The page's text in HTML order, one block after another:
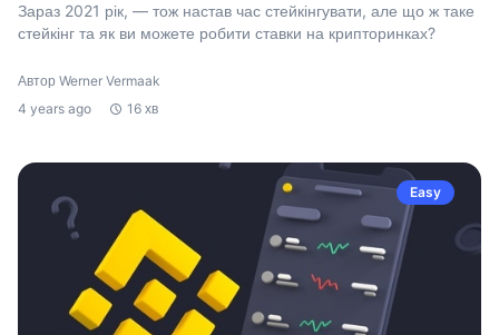
Зараз 2021 рік, — тож настав час стейкінгувати, але що ж таке
стейкінг та як ви можете робити ставки на крипторинках?
Автор Werner Vermaak
4 years ago
16 хв
Easy